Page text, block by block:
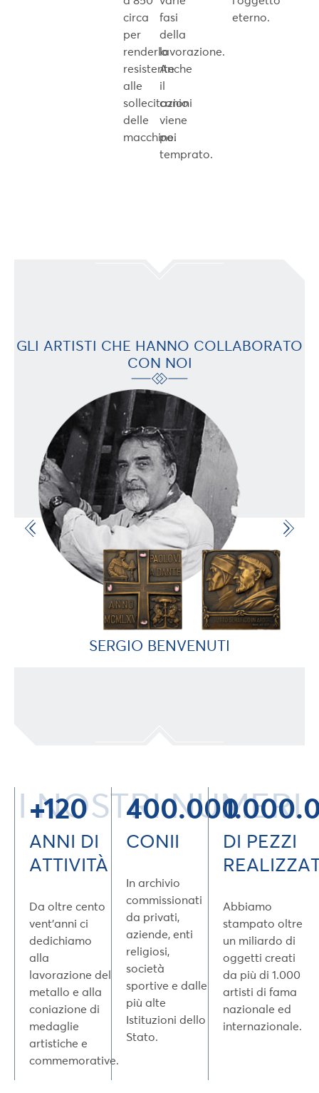
circa
per
renderlo
resistente
alle
sollecitazioni
delle
macchine.
fasi
della
lavorazione.
Anche
il
conio
viene
poi
temprato.
eterno.
GLI ARTISTI CHE HANNO COLLABORATO
CON NOI
SERGIO BENVENUTI
I NOSTRI NUMERI
+120
ANNI DI
ATTIVITÀ
Da oltre cento
vent’anni ci
dedichiamo
alla
lavorazione del
metallo e alla
coniazione di
medaglie
artistiche e
commemorative.
400.000
CONII
In archivio
commissionati
da privati,
aziende, enti
religiosi,
società
sportive e dalle
più alte
Istituzioni dello
Stato.
DI PEZZI
Abbiamo
stampato oltre
un miliardo di
oggetti creati
da più di 1.000
artisti di fama
nazionale ed
internazionale.